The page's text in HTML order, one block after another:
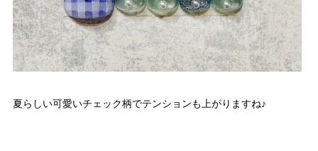
夏らしい可愛いチェック柄でテンションも上がりますね♪